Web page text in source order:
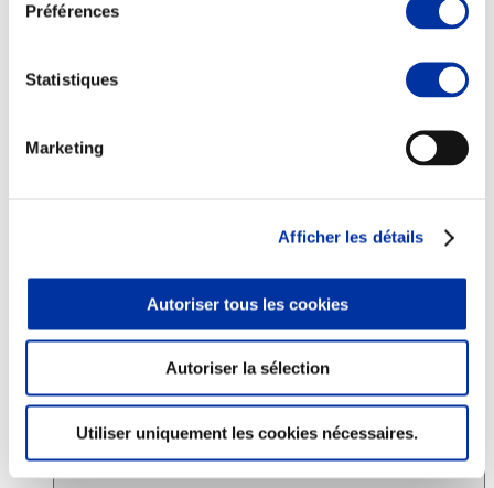
Préférences
Statistiques
Marketing
Afficher les détails
Autoriser tous les cookies
Autoriser la sélection
Utiliser uniquement les cookies nécessaires.
Consommation
Sécurité sanitaire
Juste rémunération et attractivité des métiers
Info-veille scientifique
Accords